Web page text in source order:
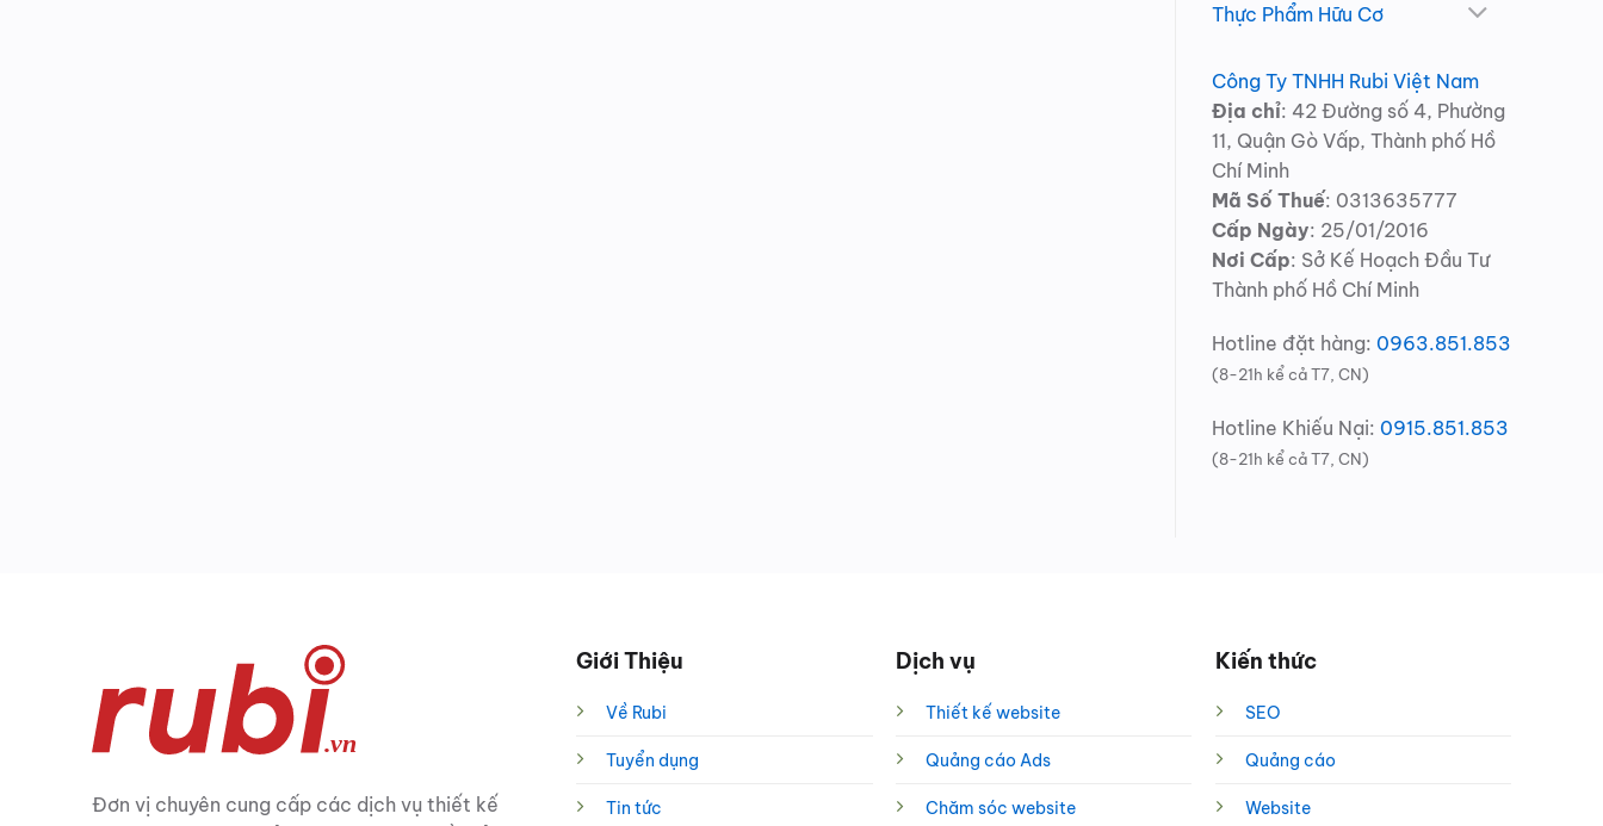
Thực Phẩm Hữu Cơ
Công Ty TNHH Rubi Việt Nam
Địa chỉ: 42 Đường số 4, Phường
11, Quận Gò Vấp, Thành phố Hồ
Chí Minh
Mã Số Thuế: 0313635777
Cấp Ngày: 25/01/2016
Nơi Cấp: Sở Kế Hoạch Đầu Tư
Thành phố Hồ Chí Minh
Hotline đặt hàng: 0963.851.853
(8-21h kể cả T7, CN)
Hotline Khiếu Nại: 0915.851.853
(8-21h kể cả T7, CN)
Đơn vị chuyên cung cấp các dịch vụ thiết kế
Giới Thiệu
Về Rubi
Tuyển dụng
Tin tức
Dịch vụ
Thiết kế website
Quảng cáo Ads
Chăm sóc website
Kiến thức
SEO
Quảng cáo
Website